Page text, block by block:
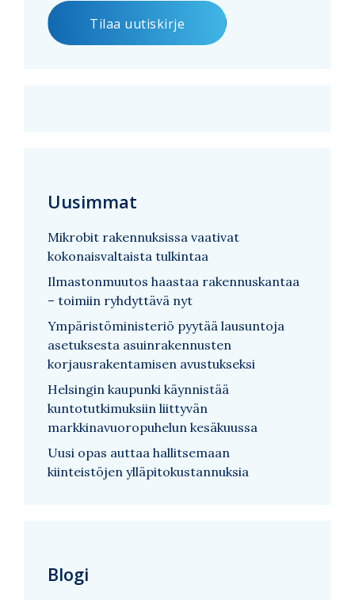
Uusimmat
Mikrobit rakennuksissa vaativat
kokonaisvaltaista tulkintaa
Ilmastonmuutos haastaa rakennuskantaa
– toimiin ryhdyttävä nyt
Ympäristöministeriö pyytää lausuntoja
asetuksesta asuinrakennusten
korjausrakentamisen avustukseksi
Helsingin kaupunki käynnistää
kuntotutkimuksiin liittyvän
markkinavuoropuhelun kesäkuussa
Uusi opas auttaa hallitsemaan
kiinteistöjen ylläpitokustannuksia
Blogi